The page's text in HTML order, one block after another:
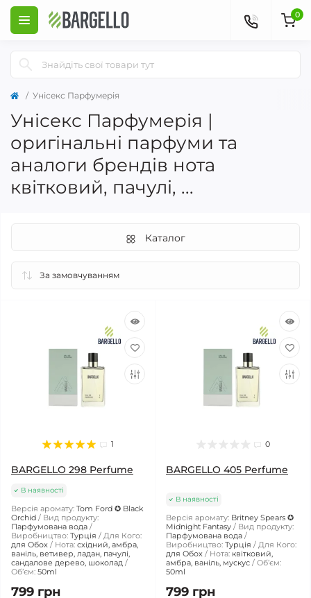
0
Унісекс Парфумерія
Унісекс Парфумерія |
оригінальні парфуми та
аналоги брендів нота
квітковий, пачулі, ...
Каталог
1
BARGELLO 298 Perfume
В наявності
Версія аромату: Tom Ford ✪ Black
Orchid
Вид продукту:
Парфумована вода
Виробництво: Турція
Для Кого:
для Обох
Нота: східний, амбра,
ваніль, ветивер, ладан, пачулі,
сандалове дерево, шоколад
Обʼєм: 50ml
799 грн
0
BARGELLO 405 Perfume
В наявності
Версія аромату: Britney Spears ✪
Midnight Fantasy
Вид продукту:
Парфумована вода
Виробництво: Турція
Для Кого:
для Обох
Нота: квітковий,
амбра, ваніль, мускус
Обʼєм:
50ml
799 грн